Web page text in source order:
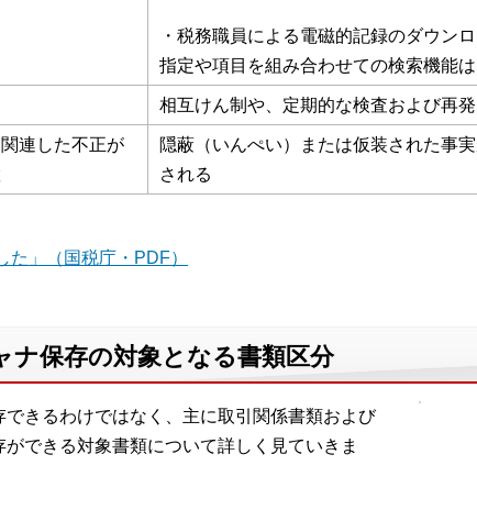
・税務職員による電磁的記録のダウン
指定や項目を組み合わせての検索機能
相互けん制や、定期的な検査および再
連した不正が
隠蔽（いんぺい）または仮装された事
される
た」（国税庁・PDF）
ナ保存の対象となる書類区分
きるわけではなく、主に取引関係書類および
できる対象書類について詳しく見ていきま